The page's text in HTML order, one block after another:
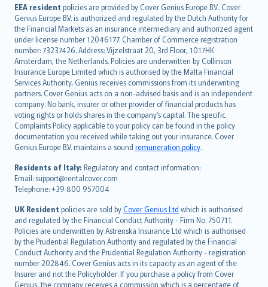
EEA resident policies are provided by Cover Genius Europe B.V.. Cover
Genius Europe B.V. is authorized and regulated by the Dutch Authority for
the Financial Markets as an insurance intermediary and authorized agent
under license number 12046177. Chamber of Commerce registration
number: 73237426. Address: Vijzelstraat 20, 3rd Floor, 1017HK
Amsterdam, the Netherlands. Policies are underwritten by Collinson
Insurance Europe Limited which is authorised by the Malta Financial
Services Authority. Genius receives commissions from its underwriting
partners. Cover Genius acts on a non-advised basis and is an independent
company. No bank, insurer or other provider of financial products has
voting rights or holds shares in the company’s capital. The specific
Complaints Policy applicable to your policy can be found in the policy
documentation you received while taking out your insurance. Cover
Genius Europe B.V. maintains a sound remuneration policy.
Residents of Italy: Regulatory and contact information:
Email: support@rentalcover.com
Telephone: +39 800 957004
UK Resident policies are sold byCover Genius Ltd which is authorised
and regulated by the Financial Conduct Authority - Firm No. 750711.
Policies are underwritten by Astrenska Insurance Ltd which is authorised
by the Prudential Regulation Authority and regulated by the Financial
Conduct Authority and the Prudential Regulation Authority - registration
number 202846. Cover Genius acts in its capacity as an agent of the
Insurer and not the Policyholder. If you purchase a policy from Cover
Genius, the company receives a commission which is a percentage of
English (UK)
English (US)
Deutsch
français
Nederlands
español
italiano
简体中文
繁體中文
Português
polski
עברית
Português
svenska
日本語
한국어
dansk
norsk
suomi
العربيّة